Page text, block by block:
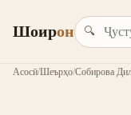
Шоирон 🔍
Асосӣ/Шеърҳо/Собирова